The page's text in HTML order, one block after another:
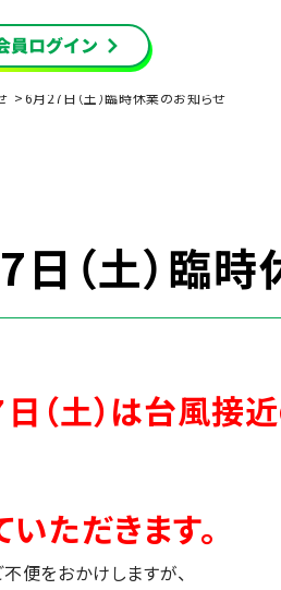
6月27日（土）臨時休業のお知らせ
（土）臨
日（土）は台風接
いただきます。
便をおかけしますが、